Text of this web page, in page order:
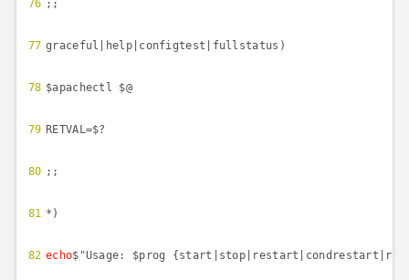
76
77
78
79
80
81
82
;;
graceful|help|configtest|fullstatus)
$apachectl $@
RETVAL=$?
;;
*)
echo$"Usage: $prog